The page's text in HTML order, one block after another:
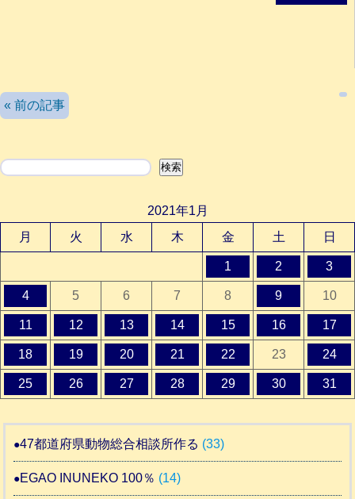
« 前の記事
検索
2021年1月
月
火 水 木 金 土 日
1 2 3
4 5 6 7 8 9 10
11 12 13 14 15 16 17
18 19 20 21 22 23 24
25 26 27 28 29 30 31
47都道府県動物総合相談所作る (33)
EGAO INUNEKO 100％ (14)